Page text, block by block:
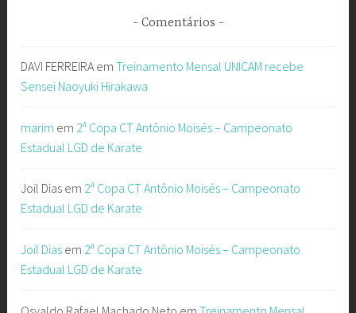
Comentários
DAVI FERREIRA emTreinamento Mensal UNICAM recebe
Sensei Naoyuki Hirakawa
marim em 2ª Copa CT Antônio Moisés – Campeonato
Estadual LGD de Karate
Joil Dias em 2ª Copa CT Antônio Moisés – Campeonato
Estadual LGD de Karate
Joil Dias em 2ª Copa CT Antônio Moisés – Campeonato
Estadual LGD de Karate